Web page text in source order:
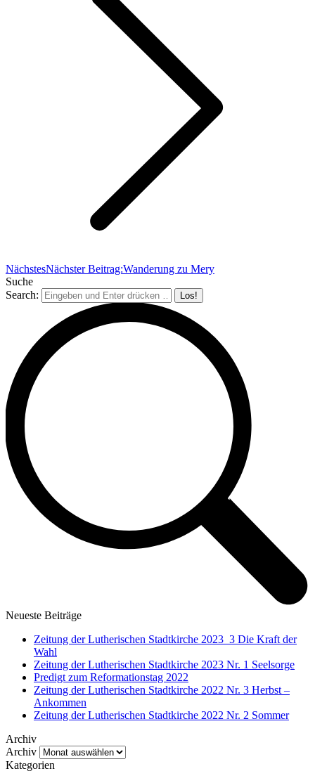
NächstesNächster Beitrag:Wanderung zu Mery
Suche
Search:
Neueste Beiträge
Zeitung der Lutherischen Stadtkirche 2023_3 Die Kraft der
Wahl
Zeitung der Lutherischen Stadtkirche 2023 Nr. 1 Seelsorge
Predigt zum Reformationstag 2022
Zeitung der Lutherischen Stadtkirche 2022 Nr. 3 Herbst –
Ankommen
Zeitung der Lutherischen Stadtkirche 2022 Nr. 2 Sommer
Archiv
Archiv
Kategorien